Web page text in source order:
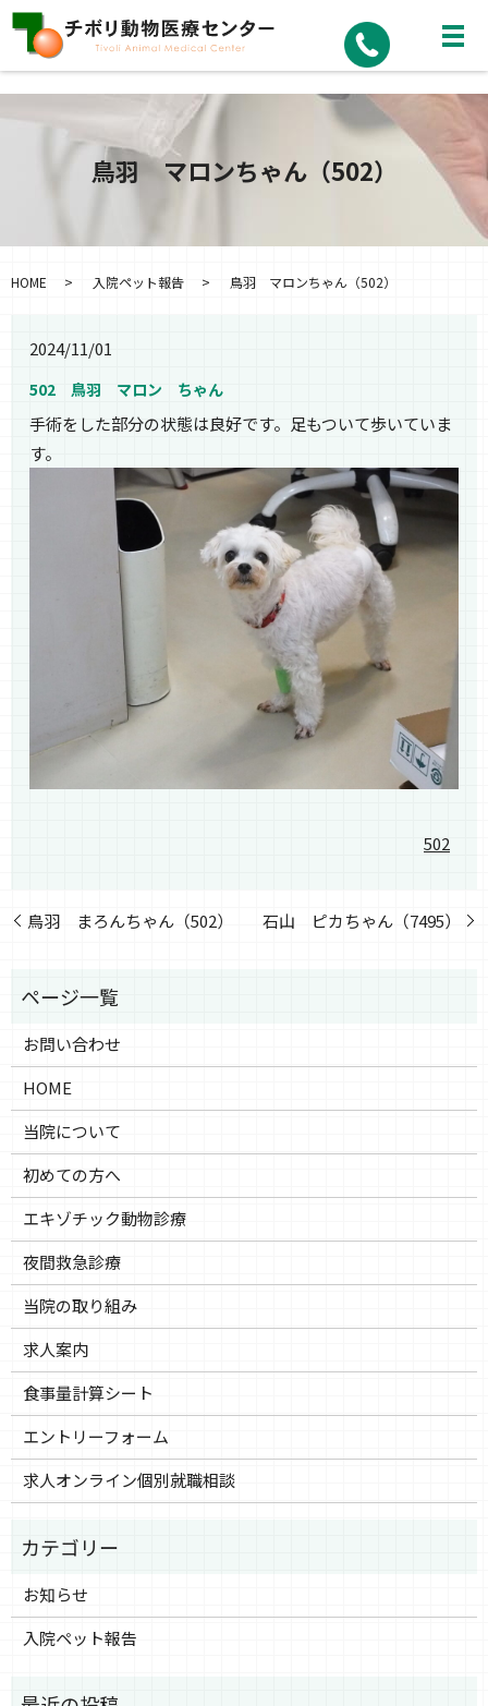
鳥羽 マロンちゃん（502）
HOME 入院ペット報告 鳥羽 マロンちゃん（502）
2024/11/01
502 鳥羽 マロン ちゃん
手術をした部分の状態は良好です。足もついて歩いていま
す。
502
鳥羽 まろんちゃん（502） 石山 ピカちゃん（7495）
お問い合わせ
HOME
当院について
初めての方へ
エキゾチック動物診療
夜間救急診療
当院の取り組み
求人案内
食事量計算シート
エントリーフォーム
求人オンライン個別就職相談
お知らせ
入院ペット報告